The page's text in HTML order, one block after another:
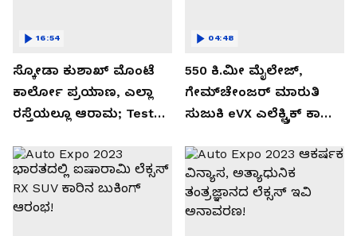
ಸ್ಕೋಡಾ ಕುಶಾಖ್ ಮೊಂಟೆ
ಕಾರ್ಲೋ ಪ್ರಯಾಣ, ಎಲ್ಲಾ
ರಸ್ತೆಯಲ್ಲೂ ಆರಾಮ; Test
16:54
550 ಕಿ.ಮೀ ಮೈಲೇಜ್,
ಗೇಮ್‌ಚೇಂಜರ್ ಮಾರುತಿ
ಸುಜುಕಿ eVX ಎಲೆಕ್ಟ್ರಿಕ್ ಕಾರು
04:48